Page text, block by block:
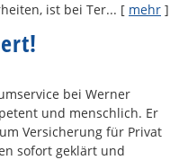
ist bei Ter... [ mehr ]
bei Werner
und menschlich. Er
Versicherung für Privat
sofort geklärt und